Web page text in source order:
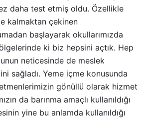
daha test etmiş oldu. Özellikle
kalmaktan çekinen
başlayarak okullarımızda
ki biz hepsini açtık. Hep
neticesinde de meslek
sağladı. Yeme içme konusunda
gönüllü olarak hizmet
da barınma amaçlı kullanıldığı
yine bu anlamda kullanıldığı